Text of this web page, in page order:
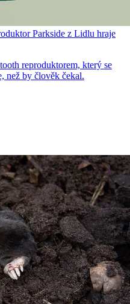
Parkside z Lidlu hraje
reproduktorem, který se
než by člověk čekal.